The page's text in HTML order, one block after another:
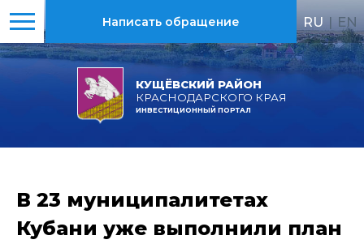
КУЩЁВСКИЙ РАЙОН
КРАСНОДАРСКОГО КРАЯ
ИНВЕСТИЦИОННЫЙ ПОРТАЛ
Написать обращение RU | EN
В 23 муниципалитетах
Кубани уже выполнили план